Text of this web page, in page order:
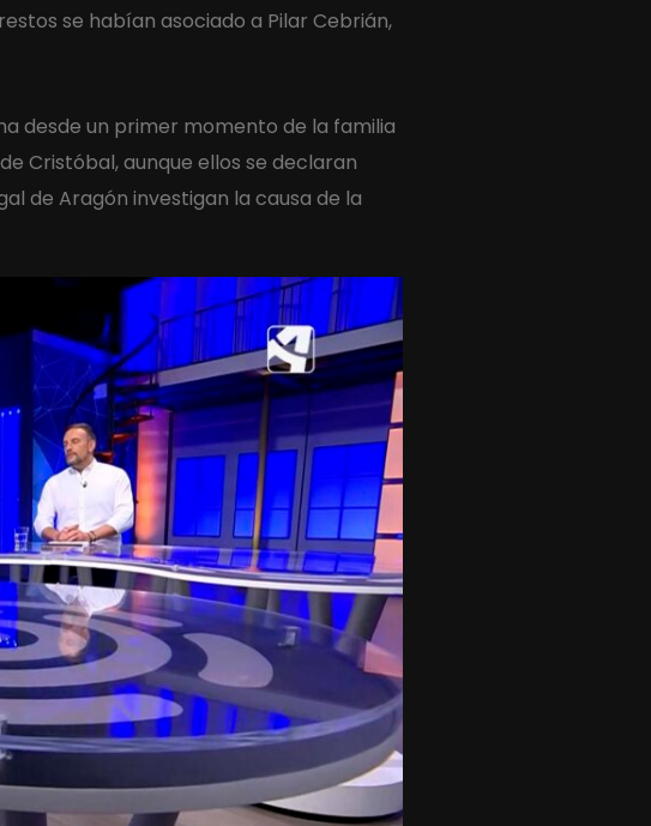
se habían asociado a Pilar Cebrián,
desde un primer momento de la familia
Cristóbal, aunque ellos se declaran
de Aragón investigan la causa de la